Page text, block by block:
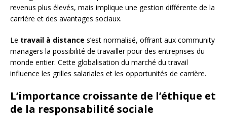
revenus plus élevés, mais implique une gestion différente de la
carrière et des avantages sociaux.
Le travail à distance s’est normalisé, offrant aux community
managers la possibilité de travailler pour des entreprises du
monde entier. Cette globalisation du marché du travail
influence les grilles salariales et les opportunités de carrière.
L’importance croissante de l’éthique et
de la responsabilité sociale